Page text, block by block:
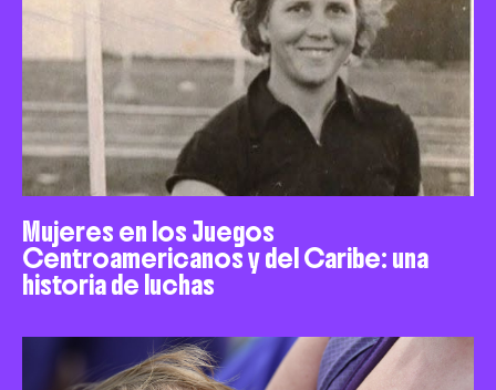
Mujeres en los Juegos
Centroamericanos y del Caribe: una
historia de luchas